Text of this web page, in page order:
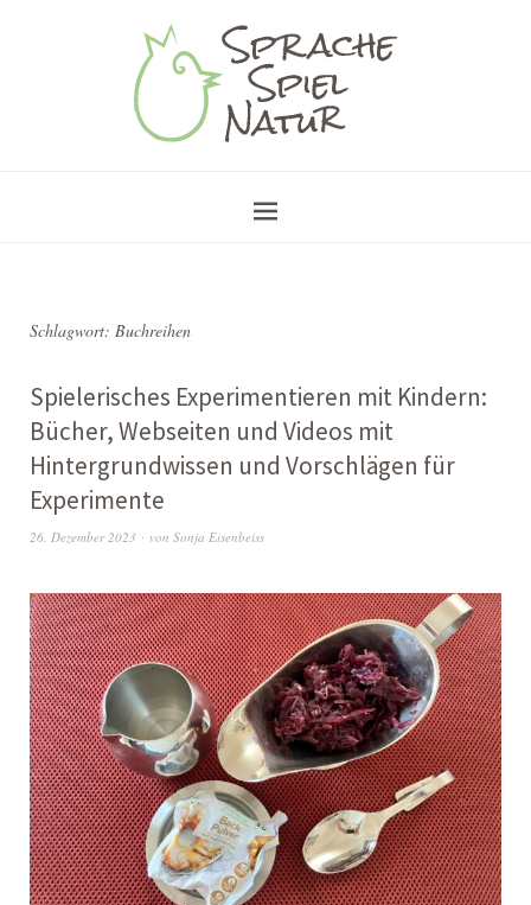
Schlagwort: Buchreihen
Spielerisches Experimentieren mit Kindern:
Bücher, Webseiten und Videos mit
Hintergrundwissen und Vorschlägen für
Experimente
26. Dezember 2023 von Sonja Eisenbeiss